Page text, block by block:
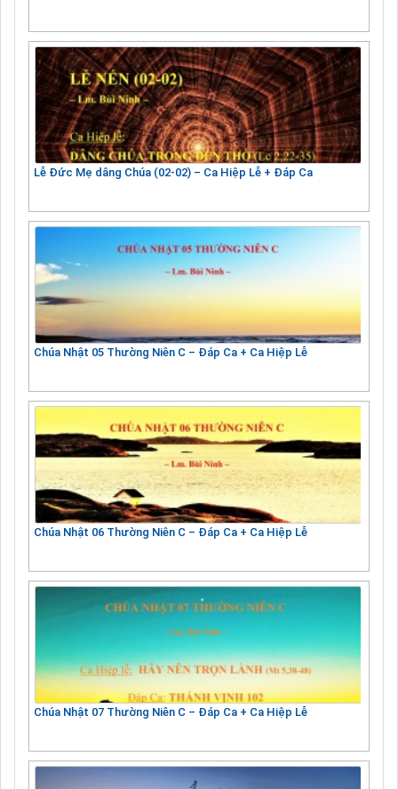
Lễ Đức Mẹ dâng Chúa (02-02) – Ca Hiệp Lễ + Đáp Ca
Chúa Nhật 05 Thường Niên C – Đáp Ca + Ca Hiệp Lễ
Chúa Nhật 06 Thường Niên C – Đáp Ca + Ca Hiệp Lễ
Chúa Nhật 07 Thường Niên C – Đáp Ca + Ca Hiệp Lễ